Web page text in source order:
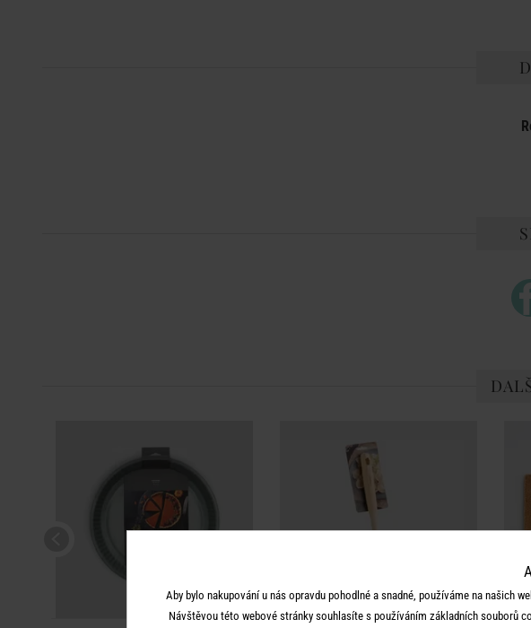
Aby bylo nakupování u nás opravdu pohodlné a snadné, používáme na našich
Návštěvou této webové stránky souhlasíte s používáním základních souborů